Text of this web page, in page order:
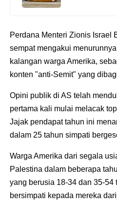
Perdana Menteri Zionis Israel
sempat mengakui
kalangan warga Amerika,
konten "anti-Semit" yang
Opini publik di AS telah
pertama kali mulai melacak
Jajak pendapat tahun ini
dalam 25 tahun simpati
Warga Amerika dari segala
Palestina dalam beberapa
yang berusia 18-34 dan 35-54
bersimpati kepada mereka